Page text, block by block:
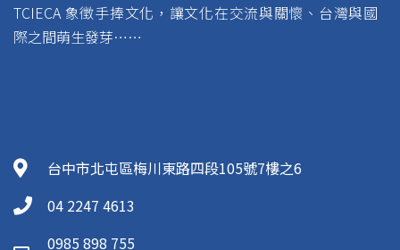
TCIECA 象徵手捧文化，讓文化在交流與關懷、台灣與國
際之間萌生發芽……
台中市北屯區梅川東路四段105號7樓之6
04 2247 4613
0985 898 755